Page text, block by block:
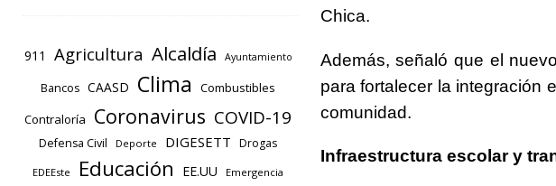
Chica.
Además, señaló que el
para fortalecer la integración
comunidad.
Infraestructura escolar y
911 Agricultura Alcaldía Ayuntamiento
Bancos CAASD Clima
Combustibles
Contraloría
Coronavirus COVID-19
Defensa Civil Deporte DIGESETT Drogas
EDEEste Educación EE.UU Emergencia